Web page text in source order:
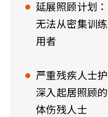
延展照顾计划
无法从密集训
用者
严重残疾人士
深入起居照顾
体伤残人士